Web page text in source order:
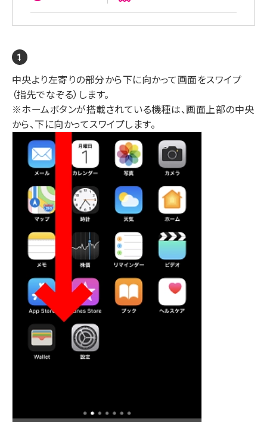
中央より左寄りの部分から下に向かって画面をスワイプ
（指先でなぞる）します。
※ホームボタンが搭載されている機種は、画面上部の中央
から、下に向かってスワイプします。